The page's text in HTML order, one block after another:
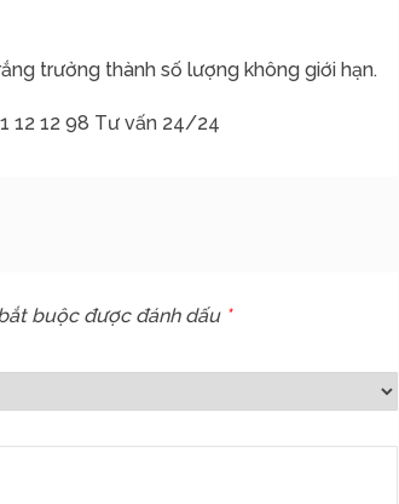
trưởng thành số lượng không giới hạn.
12 12 98 Tư vấn 24/24
buộc được đánh dấu *